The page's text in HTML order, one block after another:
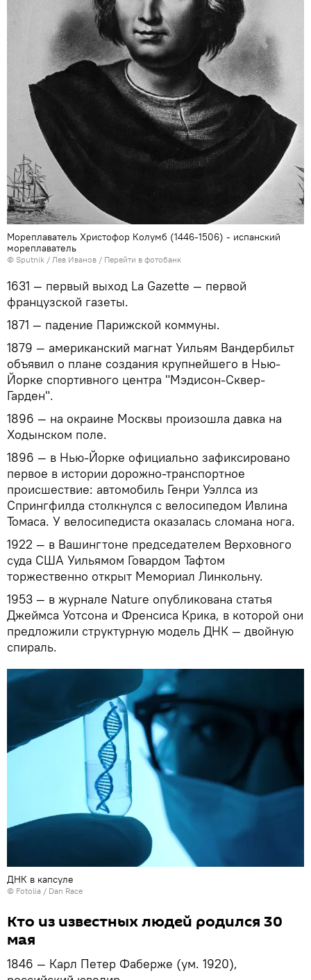
Мореплаватель Христофор Колумб (1446-1506) - испанский
мореплаватель
© Sputnik / Лев Иванов / Перейти в фотобанк
1631 — первый выход La Gazette — первой
французской газеты.
1871 — падение Парижской коммуны.
1879 — американский магнат Уильям Вандербильт
объявил о плане создания крупнейшего в Нью-
Йорке спортивного центра "Мэдисон-Сквер-
Гарден".
1896 — на окраине Москвы произошла давка на
Ходынском поле.
1896 — в Нью-Йорке официально зафиксировано
первое в истории дорожно-транспортное
происшествие: автомобиль Генри Уэллса из
Спрингфилда столкнулся с велосипедом Ивлина
Томаса. У велосипедиста оказалась сломана нога.
1922 — в Вашингтоне председателем Верховного
суда США Уильямом Говардом Тафтом
торжественно открыт Мемориал Линкольну.
1953 — в журнале Nature опубликована статья
Джеймса Уотсона и Френсиса Крика, в которой они
предложили структурную модель ДНК — двойную
спираль.
ДНК в капсуле
© Fotolia / Dan Race
Кто из известных людей родился 30
мая
1846 — Карл Петер Фаберже (ум. 1920),